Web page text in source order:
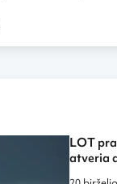
LOT
atveria